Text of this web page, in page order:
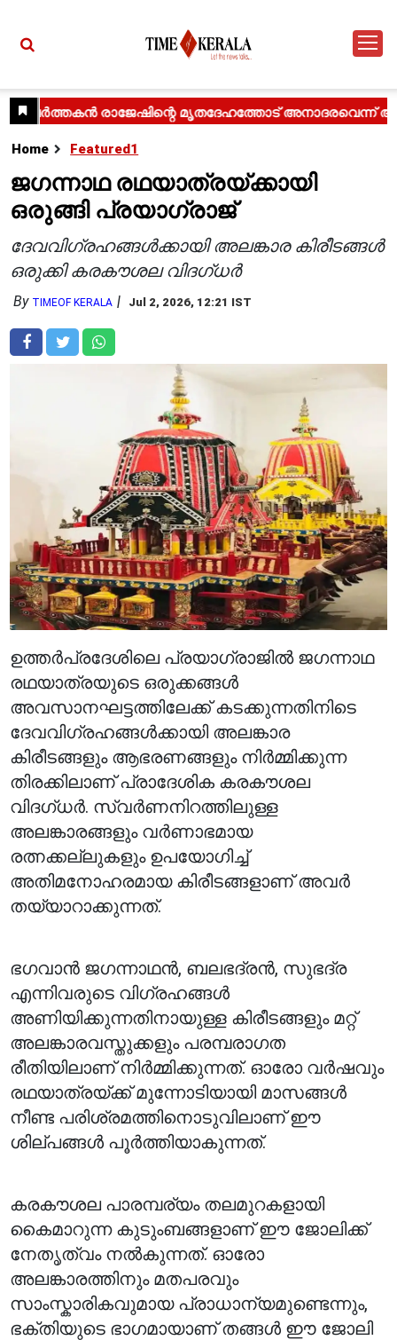
Home Featured1
ജഗന്നാഥ രഥയാത്രയ്ക്കായി
ഒരുങ്ങി പ്രയാഗ്‌രാജ്
ദേവവിഗ്രഹങ്ങൾക്കായി അലങ്കാര കിരീടങ്ങൾ
ഒരുക്കി കരകൗശല വിദഗ്ധർ
By TIMEOF KERALA Jul 2, 2026, 12:21 IST
ഉത്തർപ്രദേശിലെ പ്രയാഗ്‌രാജിൽ ജഗന്നാഥ
രഥയാത്രയുടെ ഒരുക്കങ്ങൾ
അവസാനഘട്ടത്തിലേക്ക് കടക്കുന്നതിനിടെ
ദേവവിഗ്രഹങ്ങൾക്കായി അലങ്കാര
കിരീടങ്ങളും ആഭരണങ്ങളും നിർമ്മിക്കുന്ന
തിരക്കിലാണ് പ്രാദേശിക കരകൗശല
വിദഗ്ധർ. സ്വർണനിറത്തിലുള്ള
അലങ്കാരങ്ങളും വർണാഭമായ
രത്നക്കല്ലുകളും ഉപയോഗിച്ച്
അതിമനോഹരമായ കിരീടങ്ങളാണ് അവർ
തയ്യാറാക്കുന്നത്.
ഭഗവാൻ ജഗന്നാഥൻ, ബലഭദ്രൻ, സുഭദ്ര
എന്നിവരുടെ വിഗ്രഹങ്ങൾ
അണിയിക്കുന്നതിനായുള്ള കിരീടങ്ങളും മറ്റ്
അലങ്കാരവസ്തുക്കളും പരമ്പരാഗത
രീതിയിലാണ് നിർമ്മിക്കുന്നത്. ഓരോ വർഷവും
രഥയാത്രയ്ക്ക് മുന്നോടിയായി മാസങ്ങൾ
നീണ്ട പരിശ്രമത്തിനൊടുവിലാണ് ഈ
ശില്പങ്ങൾ പൂർത്തിയാകുന്നത്.
കരകൗശല പാരമ്പര്യം തലമുറകളായി
കൈമാറുന്ന കുടുംബങ്ങളാണ് ഈ ജോലിക്ക്
നേതൃത്വം നൽകുന്നത്. ഓരോ
അലങ്കാരത്തിനും മതപരവും
സാംസ്കാരികവുമായ പ്രാധാന്യമുണ്ടെന്നും,
ഭക്തിയുടെ ഭാഗമായാണ് തങ്ങൾ ഈ ജോലി